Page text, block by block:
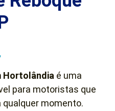
Hortolândia é uma
para motoristas que
momento.